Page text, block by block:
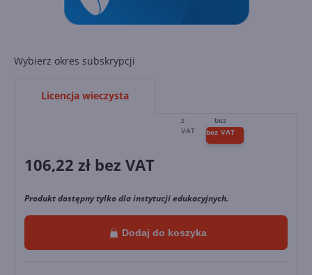
Wybierz okres subskrypcji
Licencja wieczysta
106,22 zł bez VAT
Produkt dostępny tylko dla instytucji edukacyjnych.
Dodaj do koszyka